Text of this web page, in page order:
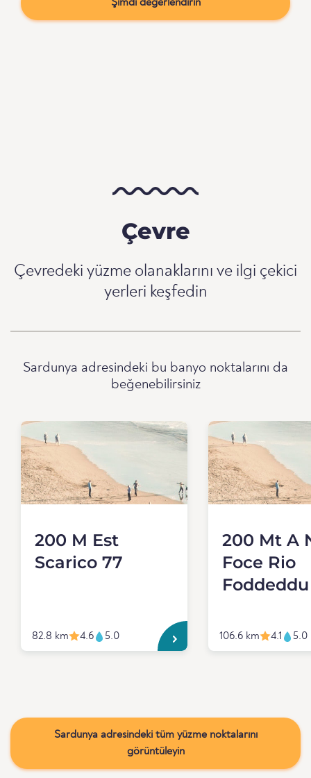
Şimdi değerlendirin
Çevre
Çevredeki yüzme olanaklarını ve ilgi çekici
yerleri keşfedin
Sardunya adresindeki bu banyo noktalarını da
beğenebilirsiniz
200 M Est
Scarico 77
82.8 km 4.6 5.0
200 Mt A
Foce Rio
Foddeddu
106.6 km 4.1 5.0
Sardunya adresindeki tüm yüzme noktalarını
görüntüleyin